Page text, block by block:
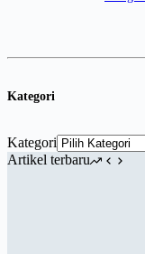
Kategori
Kategori
Artikel terbaru